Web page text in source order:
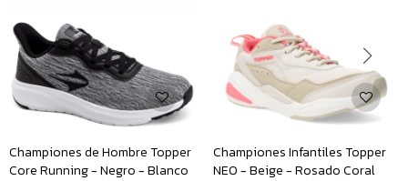
Championes de Hombre Topper
Core Running - Negro - Blanco
Championes Infantiles Topper
NEO - Beige - Rosado Coral